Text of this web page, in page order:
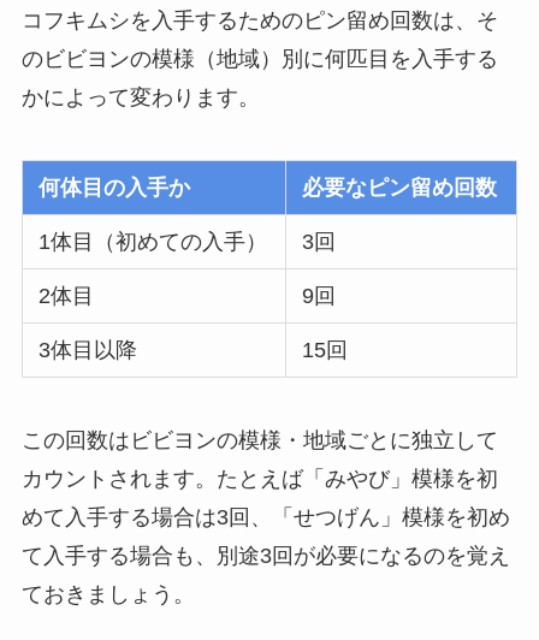
コフキムシを入手するためのピン留め回数は、そ
のビビヨンの模様（地域）別に何匹目を入手する
かによって変わります。
何体目の入手か 必要なピン留め回数
1体目（初めての入手） 3回
2体目 9回
3体目以降 15回
この回数はビビヨンの模様・地域ごとに独立して
カウントされます。たとえば「みやび」模様を初
めて入手する場合は3回、「せつげん」模様を初め
て入手する場合も、別途3回が必要になるのを覚え
ておきましょう。